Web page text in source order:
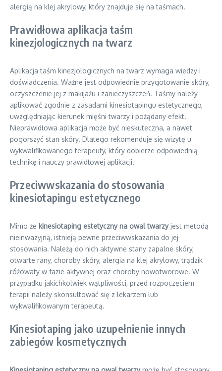
alergią na klej akrylowy, który znajduje się na taśmach.
Prawidłowa aplikacja taśm
kinezjologicznych na twarz
Aplikacja taśm kinezjologicznych na twarz wymaga wiedzy i
doświadczenia. Ważne jest odpowiednie przygotowanie skóry,
oczyszczenie jej z makijażu i zanieczyszczeń. Taśmy należy
aplikować zgodnie z zasadami kinesiotapingu estetycznego,
uwzględniając kierunek mięśni twarzy i pożądany efekt.
Nieprawidłowa aplikacja może być nieskuteczna, a nawet
pogorszyć stan skóry. Dlatego rekomenduje się wizytę u
wykwalifikowanego terapeuty, który dobierze odpowiednią
technikę i nauczy prawidłowej aplikacji.
Przeciwwskazania do stosowania
kinesiotapingu estetycznego
Mimo że kinesiotaping estetyczny na owal twarzyjest metodą
nieinwazyjną, istnieją pewne przeciwwskazania do jej
stosowania. Należą do nich aktywne stany zapalne skóry,
otwarte rany, choroby skóry, alergia na klej akrylowy, trądzik
różowaty w fazie aktywnej oraz choroby nowotworowe. W
przypadku jakichkolwiek wątpliwości, przed rozpoczęciem
terapii należy skonsultować się z lekarzem lub
wykwalifikowanym terapeutą.
Kinesiotaping jako uzupełnienie innych
zabiegów kosmetycznych